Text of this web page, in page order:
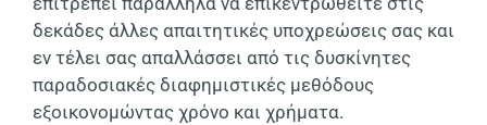
δεκάδες άλλες απαιτητικές υποχρεώσεις σας και
εν τέλει σας απαλλάσσει από τις δυσκίνητες
παραδοσιακές διαφημιστικές μεθόδους
εξοικονομώντας χρόνο και χρήματα.